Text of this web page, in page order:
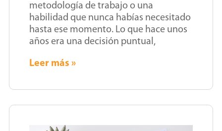
metodología de trabajo o una
habilidad que nunca habías necesitado
hasta ese momento. Lo que hace unos
años era una decisión puntual,
Leer más »